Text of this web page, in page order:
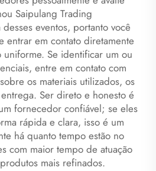
Saipulang Trading
eventos, portanto você
entrar em contato diretamente
uniforme. Se identificar um ou
entre em contato com
os materiais utilizados, os
Ser direto e honesto é
fornecedor confiável; se eles
rápida e clara, isso é um
há quanto tempo estão no
com maior tempo de atuação
mais refinados.